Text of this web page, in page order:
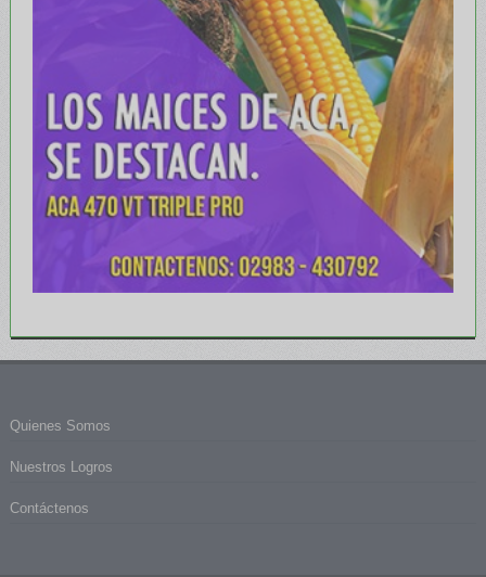
Quienes Somos
Nuestros Logros
Contáctenos